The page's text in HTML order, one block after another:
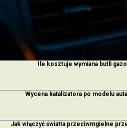
Ile kosztuje wymiana butli
Wycena katalizatora po modelu
Jak włączyć światła przeciwmgielne